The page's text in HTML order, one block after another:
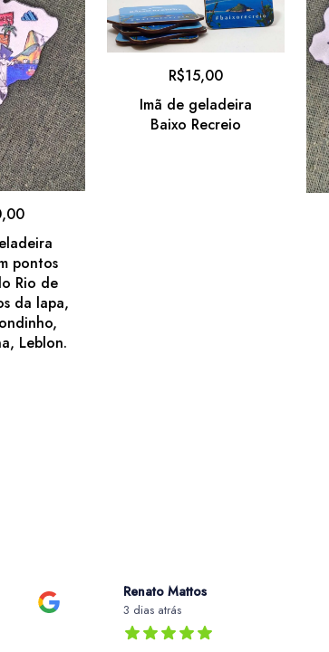
pontos
Rio de
da lapa,
Leblon.
Imã de geladeira
Baixo Recreio
R$15,00
Renato Mattos
3 dias atrás